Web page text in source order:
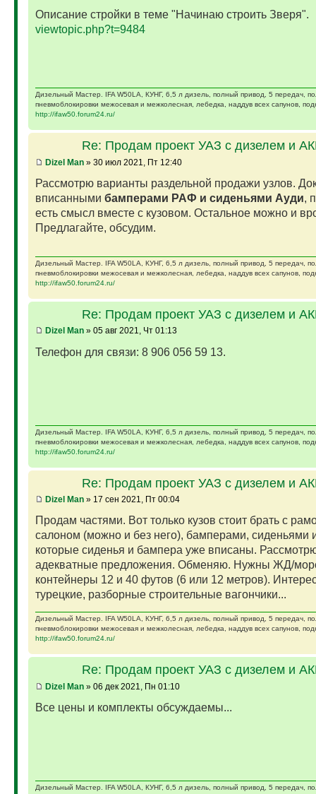
Описание стройки в теме "Начинаю строить Зверя".
viewtopic.php?t=9484
Дизельный Мастер. IFA W50LA, КУНГ, 6,5 л дизель, полный привод, 5 передач,
пневмоблокировки межосевая и межколесная, лебедка, наддув всех сапунов,
http://ifaw50.forum24.ru/
Re: Продам проект УАЗ с дизелем и
Dizel Man» 30 июл 2021, Пт 12:40
Рассмотрю варианты раздельной продажи узлов.
вписанными бамперами РАФ и сиденьями Ауди,
есть смысл вместе с кузовом. Остальное можно и
Предлагайте, обсудим.
Дизельный Мастер. IFA W50LA, КУНГ, 6,5 л дизель, полный привод, 5 передач,
пневмоблокировки межосевая и межколесная, лебедка, наддув всех сапунов,
http://ifaw50.forum24.ru/
Re: Продам проект УАЗ с дизелем и
Dizel Man» 05 авг 2021, Чт 01:13
Телефон для связи: 8 906 056 59 13.
Дизельный Мастер. IFA W50LA, КУНГ, 6,5 л дизель, полный привод, 5 передач,
пневмоблокировки межосевая и межколесная, лебедка, наддув всех сапунов,
http://ifaw50.forum24.ru/
Re: Продам проект УАЗ с дизелем и
Dizel Man» 17 сен 2021, Пт 00:04
Продам частями. Вот только кузов стоит брать с
салоном (можно и без него), бамперами, сиденьями
которые сиденья и бампера уже вписаны.
адекватные предложения. Обменяю. Нужны ЖД/
контейнеры 12 и 40 футов (6 или 12 метров).
турецкие, разборные строительные вагончики...
Дизельный Мастер. IFA W50LA, КУНГ, 6,5 л дизель, полный привод, 5 передач,
пневмоблокировки межосевая и межколесная, лебедка, наддув всех сапунов,
http://ifaw50.forum24.ru/
Re: Продам проект УАЗ с дизелем и
Dizel Man» 06 дек 2021, Пн 01:10
Все цены и комплекты обсуждаемы...
Дизельный Мастер. IFA W50LA, КУНГ, 6,5 л дизель, полный привод, 5 передач,